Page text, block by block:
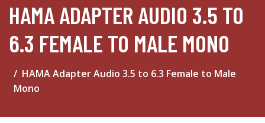
HAMA ADAPTER AUDIO 3.5 TO
6.3 FEMALE TO MALE MONO
HAMA Adapter Audio 3.5 to 6.3 Female to Male
Mono